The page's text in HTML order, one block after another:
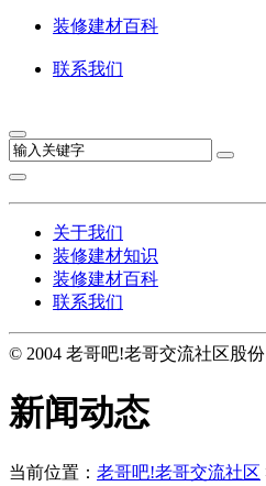
装修建材百科
联系我们
关于我们
装修建材知识
装修建材百科
联系我们
© 2004 老哥吧!老哥交流社区股份
新闻动态
当前位置： 老哥吧!老哥交流社区